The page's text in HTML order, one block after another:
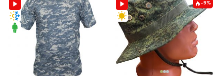
-9%